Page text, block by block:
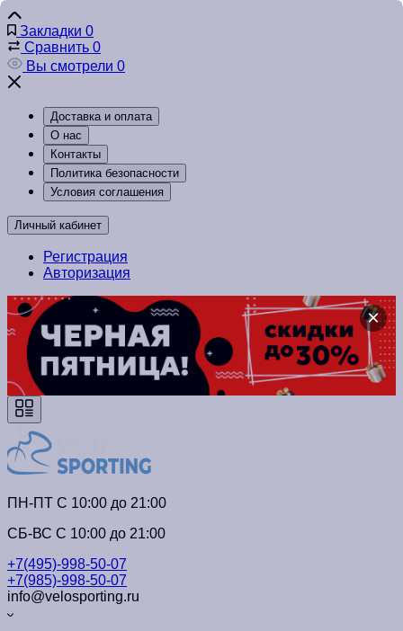
Закладки 0
Сравнить 0
Вы смотрели 0
Доставка и оплата
О нас
Контакты
Политика безопасности
Условия соглашения
Личный кабинет
Регистрация
Авторизация
×
ПН-ПТ C 10:00 до 21:00
СБ-ВС С 10:00 до 21:00
+7(495)-998-50-07
+7(985)-998-50-07
info@velosporting.ru